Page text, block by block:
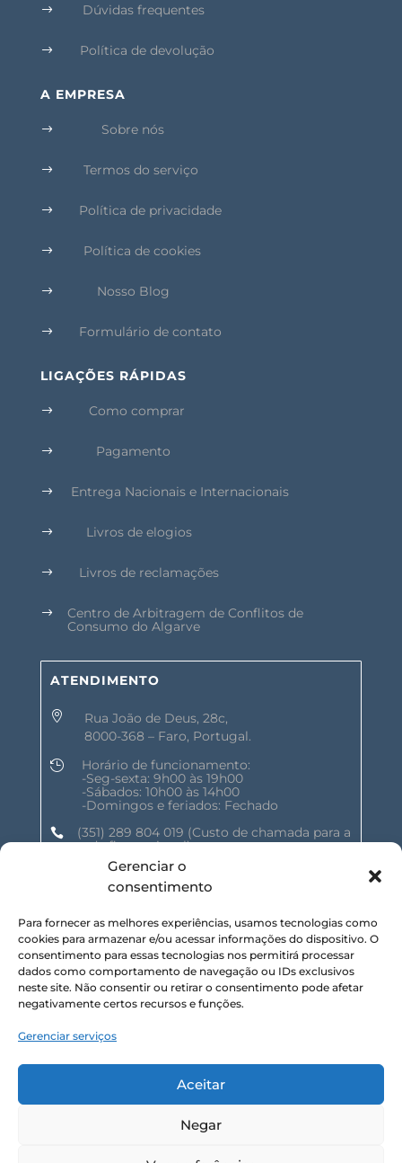
Gerenciar o
consentimento
Para fornecer as melhores experiências, usamos tecnologias como
cookies para armazenar e/ou acessar informações do dispositivo. O
consentimento para essas tecnologias nos permitirá processar
dados como comportamento de navegação ou IDs exclusivos
neste site. Não consentir ou retirar o consentimento pode afetar
negativamente certos recursos e funções.
Gerenciar serviços
Aceitar
Negar
$ Dúvidas frequentes
$ Política de devolução
A EMPRESA
$ Sobre nós
$ Termos do serviço
$ Política de privacidade
$ Política de cookies
$ Nosso Blog
$ Formulário de contato
LIGAÇÕES RÁPIDAS
$ Como comprar
$ Pagamento
$ Entrega Nacionais e Internacionais
$ Livros de elogios
$ Livros de reclamações
$
Centro de Arbitragem de Conflitos de
Consumo do Algarve
ATENDIMENTO

Rua João de Deus, 28c,
8000-368 – Faro, Portugal.

Horário de funcionamento:
-Seg-sexta: 9h00 às 19h00
-Sábados: 10h00 às 14h00
-Domingos e feriados: Fechado
 (351) 289 804 019 (Custo de chamada para a
rede fixa nacional)
geral@shalomnature.com
SIGA-NOS NAS REDES SOCIAIS :
SUBSCREVA NOSSA NEWSLETTER :
SHALOM NATURE, LDA. © 2025 TODOS OS DIREITOS